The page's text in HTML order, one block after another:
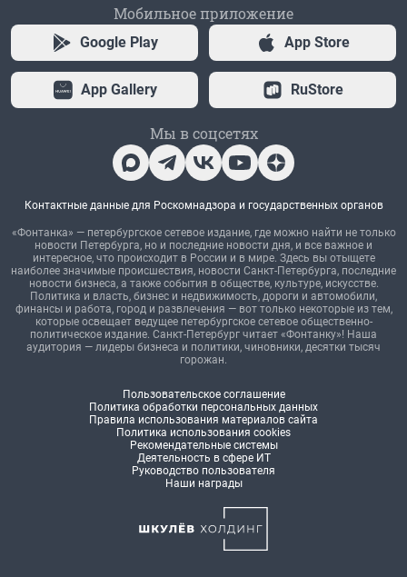
Мобильное приложение
Google Play App Store
App Gallery RuStore
Мы в соцсетях
Контактные данные для Роскомнадзора и государственных органов
«Фонтанка» — петербургское сетевое издание, где можно найти не только
новости Петербурга, но и последние новости дня, и все важное и
интересное, что происходит в России и в мире. Здесь вы отыщете
наиболее значимые происшествия, новости Санкт-Петербурга, последние
новости бизнеса, а также события в обществе, культуре, искусстве.
Политика и власть, бизнес и недвижимость, дороги и автомобили,
финансы и работа, город и развлечения — вот только некоторые из тем,
которые освещает ведущее петербургское сетевое общественно-
политическое издание. Санкт-Петербург читает «Фонтанку»! Наша
аудитория — лидеры бизнеса и политики, чиновники, десятки тысяч
горожан.
Пользовательское соглашение
Политика обработки персональных данных
Правила использования материалов сайта
Политика использования cookies
Рекомендательные системы
Деятельность в сфере ИТ
Руководство пользователя
Наши награды